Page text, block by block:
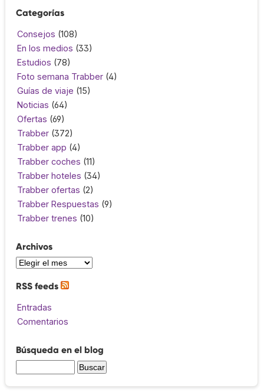
Categorías
Consejos (108)
En los medios (33)
Estudios (78)
Foto semana Trabber (4)
Guías de viaje (15)
Noticias (64)
Ofertas (69)
Trabber (372)
Trabber app (4)
Trabber coches (11)
Trabber hoteles (34)
Trabber ofertas (2)
Trabber Respuestas (9)
Trabber trenes (10)
Archivos
RSS feeds
Entradas
Comentarios
Búsqueda en el blog